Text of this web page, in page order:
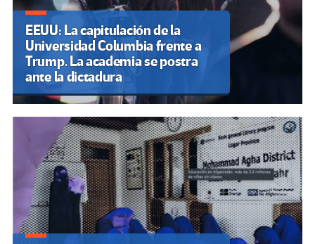
EEUU: La capitulación de la
Universidad Columbia frente a
Trump. La academia se postra
ante la dictadura